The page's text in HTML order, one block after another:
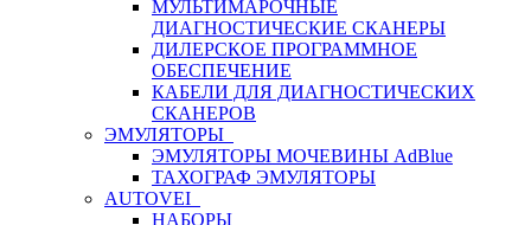
МУЛЬТИМАРОЧНЫЕ
ДИАГНОСТИЧЕСКИЕ СКАНЕРЫ
ДИЛЕРСКОЕ ПРОГРАММНОЕ
ОБЕСПЕЧЕНИЕ
КАБЕЛИ ДЛЯ ДИАГНОСТИЧЕСКИХ
СКАНЕРОВ
ЭМУЛЯТОРЫ
ЭМУЛЯТОРЫ МОЧЕВИНЫ АdBlue
ТАХОГРАФ ЭМУЛЯТОРЫ
AUTOVEI
НАБОРЫ